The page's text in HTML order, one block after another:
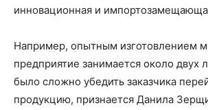
инновационная и
Например, опытным изготовлением
предприятие занимается около двух
было сложно убедить заказчика
продукцию, признается Данила